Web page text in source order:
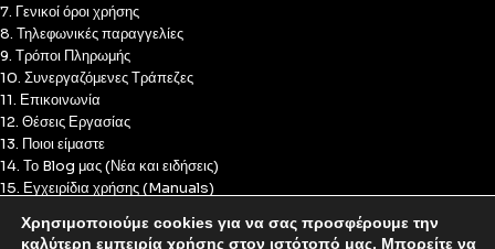
7. Γενικοί όροι χρήσης
8. Τηλεφωνικές παραγγελίες
9. Τρόποι Πληρωμής
10. Συνεργαζόμενες Τράπεζες
11. Επικοινωνία
12. Θέσεις Εργασίας
13. Ποιοι είμαστε
14. Το Blog μας (Νέα και ειδήσεις)
15. Εγχειρίδια χρήσης (Manuals)
17. Πολιτική Cookies
Χρησιμοποιούμε cookies για να σας προσφέρουμε την
καλύτερη εμπειρία χρήσης στον ιστότοπό μας. Μπορείτε να